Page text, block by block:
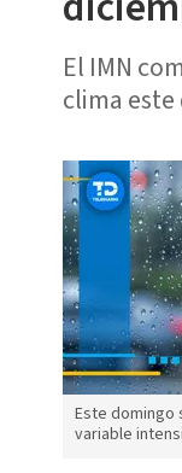
El IMN
clima
Este domingo
variable